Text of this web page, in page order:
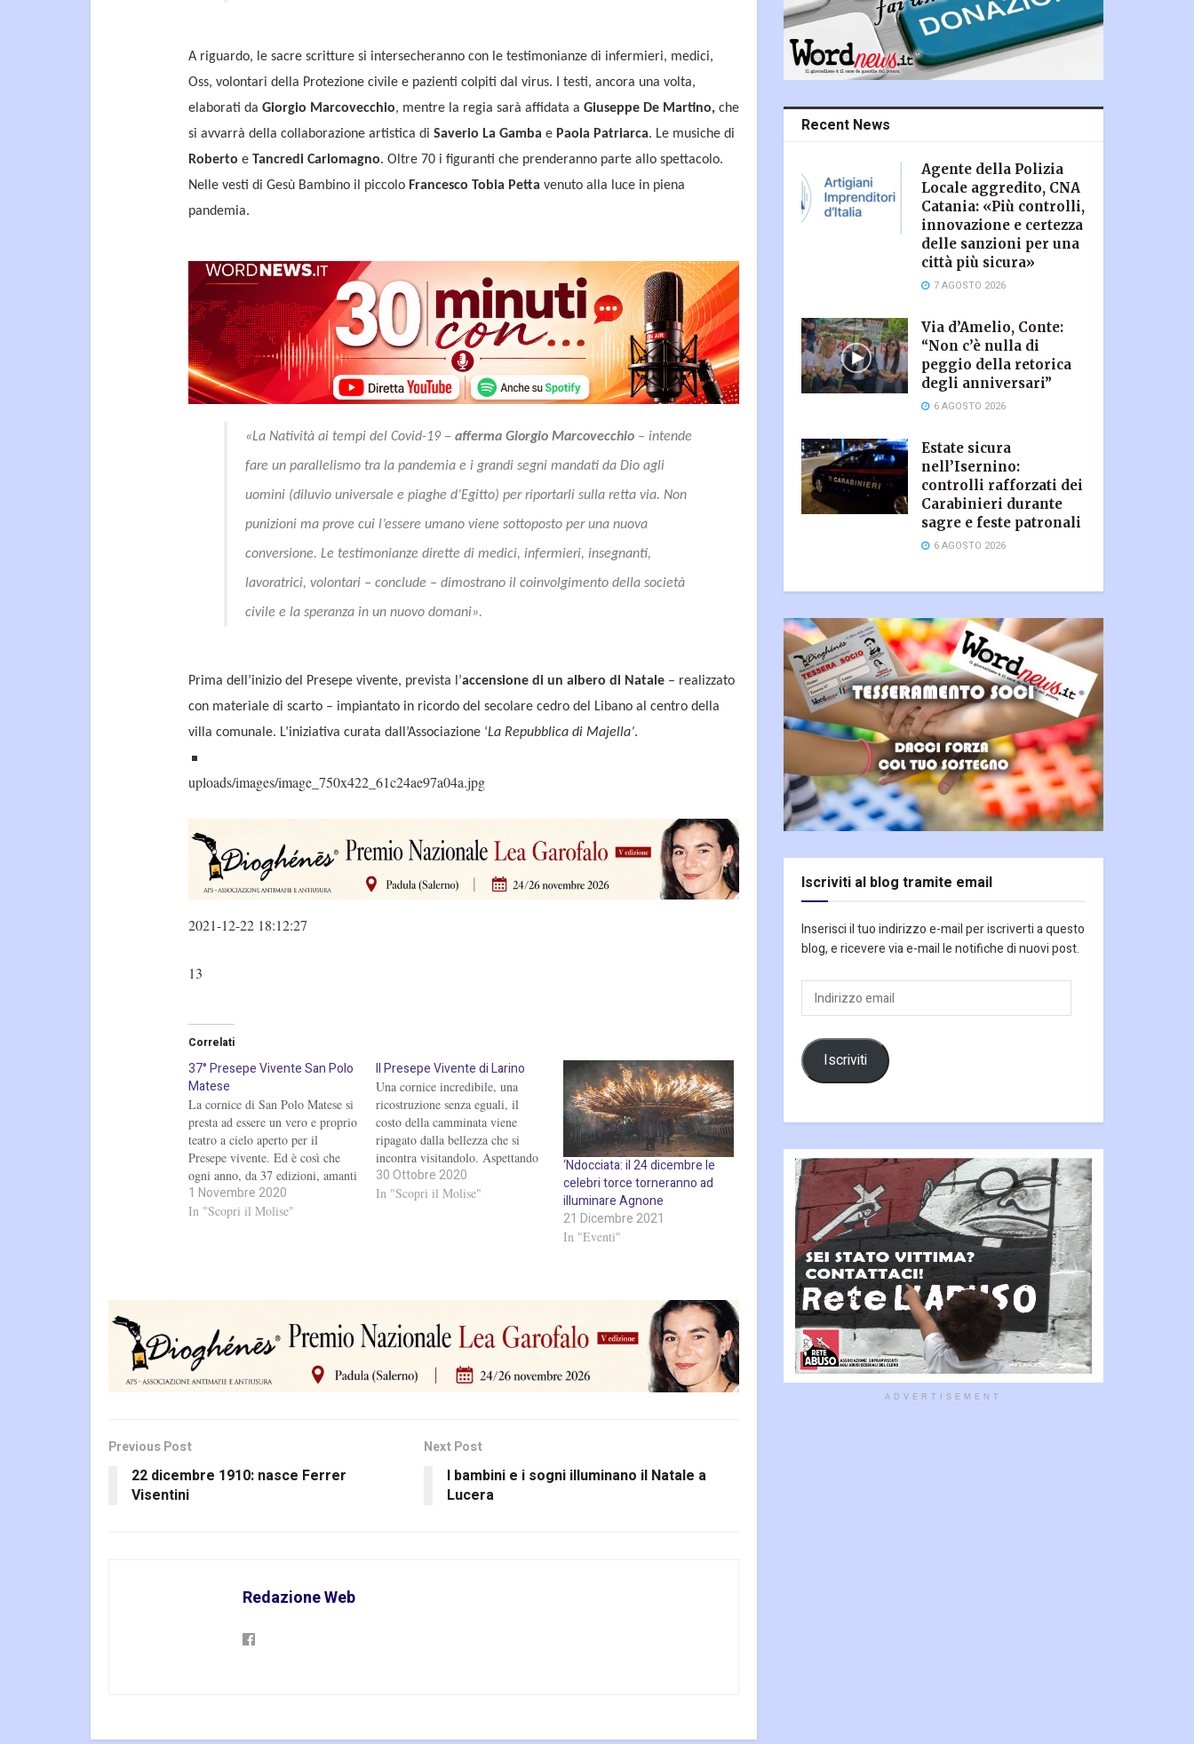
A riguardo, le sacre scritture si intersecheranno con le testimonianze di infermieri, medici,
Oss, volontari della Protezione civile e pazienti colpiti dal virus. I testi, ancora una volta,
elaborati da Giorgio Marcovecchio, mentre la regia sarà affidata a Giuseppe De Martino, che
si avvarrà della collaborazione artistica di Saverio La Gamba e Paola Patriarca. Le musiche di
Roberto e Tancredi Carlomagno. Oltre 70 i figuranti che prenderanno parte allo spettacolo.
Nelle vesti di Gesù Bambino il piccolo Francesco Tobia Petta venuto alla luce in piena
pandemia.
«La Natività ai tempi del Covid-19– afferma Giorgio Marcovecchio – intende
fare un parallelismo tra la pandemia e i grandi segni mandati da Dio agli
uomini (diluvio universale e piaghe d’Egitto) per riportarli sulla retta via. Non
punizioni ma prove cui l’essere umano viene sottoposto per una nuova
conversione. Le testimonianze dirette di medici, infermieri, insegnanti,
lavoratrici, volontari – conclude – dimostrano il coinvolgimento della società
civile e la speranza in un nuovo domani».
Prima dell’inizio del Presepe vivente, prevista l’accensione di un albero di Natale – realizzato
con materiale di scarto – impiantato in ricordo del secolare cedro del Libano al centro della
villa comunale. L’iniziativa curata dall’Associazione ‘La Repubblica di Majella’.
uploads/images/image_750x422_61c24ae97a04a.jpg
2021-12-22 18:12:27
13
Correlati
37° Presepe Vivente San Polo
Matese
La cornice di San Polo Matese si
presta ad essere un vero e proprio
teatro a cielo aperto per il
Presepe vivente. Ed è così che
ogni anno, da 37 edizioni, amanti
della tradizione, giovanissimi e
meno giovani, trovano il tempo
1 Novembre 2020
In "Scopri il Molise"
Il Presepe Vivente di Larino
Una cornice incredibile, una
ricostruzione senza eguali, il
costo della camminata viene
ripagato dalla bellezza che si
incontra visitandolo. Aspettando
la nuova edizione, gustatevi
quella del 2019. 2020-10-30
30 Ottobre 2020
In "Scopri il Molise"
‘Ndocciata: il 24 dicembre le
celebri torce torneranno ad
illuminare Agnone
21 Dicembre 2021
In "Eventi"
Previous Post
22 dicembre 1910: nasce Ferrer
Visentini
Next Post
I bambini e i sogni illuminano il Natale a
Lucera
Redazione Web
Recent News
Agente della Polizia
Locale aggredito, CNA
Catania: «Più controlli,
innovazione e certezza
delle sanzioni per una
città più sicura»
7 AGOSTO 2026
Via d’Amelio, Conte:
“Non c’è nulla di
peggio della retorica
degli anniversari”
6 AGOSTO 2026
Estate sicura
nell’Isernino:
controlli rafforzati dei
Carabinieri durante
sagre e feste patronali
6 AGOSTO 2026
Iscriviti al blog tramite email
Inserisci il tuo indirizzo e-mail per iscriverti a questo
blog, e ricevere via e-mail le notifiche di nuovi post.
Indirizzo
email
Iscriviti
ADVERTISEMENT